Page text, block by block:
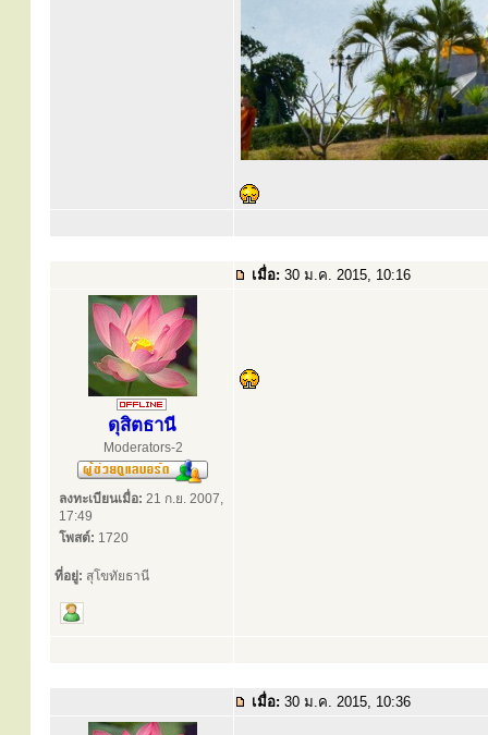
เมื่อ: 30 ม.ค. 2015, 10:16
ดุสิตธานี
Moderators-2
ลงทะเบียนเมื่อ: 21 ก.ย. 2007,
17:49
โพสต์: 1720
ที่อยู่: สุโขทัยธานี
เมื่อ: 30 ม.ค. 2015, 10:36